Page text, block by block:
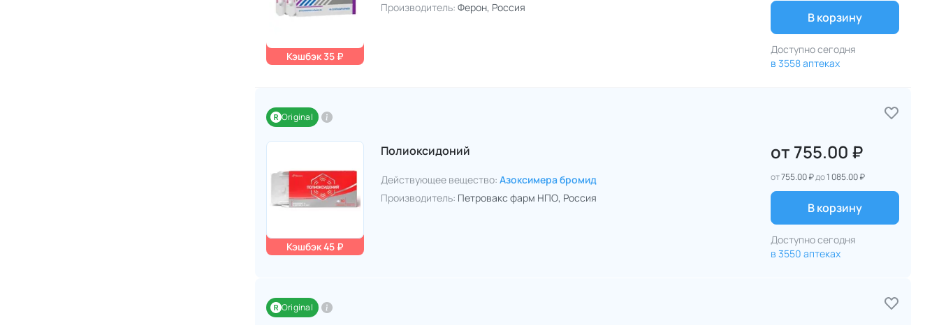
Кэшбэк 35 ₽
Производитель: Ферон, Россия
В корзину
Доступно сегодня
в 3558 аптеках
Original
Кэшбэк 45 ₽
Полиоксидоний
Действующее вещество: Азоксимера бромид
Производитель: Петровакс фарм НПО, Россия
от 755.00 ₽
от755.00 ₽до1 085.00 ₽
В корзину
Доступно сегодня
в 3550 аптеках
Original